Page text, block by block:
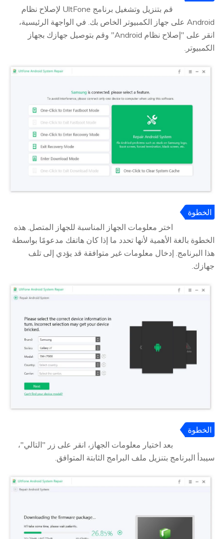
قم بتنزيل وتشغيل برنامج UltFone لإصلاح نظام
Android على جهاز الكمبيوتر الخاص بك. في الواجهة الرئيسية،
انقر على "إصلاح نظام Android" وقم بتوصيل جهازك بجهاز
الكمبيوتر.
الخطوة
اختر معلومات الجهاز المناسبة للجهاز المتصل. هذه
الخطوة بالغة الأهمية لأنها تحدد ما إذا كان هاتفك مدعومًا بواسطة
هذا البرنامج. إدخال معلومات غير متوافقة قد يؤدي إلى تلف
جهازك.
الخطوة
بعد اختيار معلومات الجهاز، انقر على زر "التالي"،
سيبدأ البرنامج بتنزيل ملف البرامج الثابتة المتوافق.